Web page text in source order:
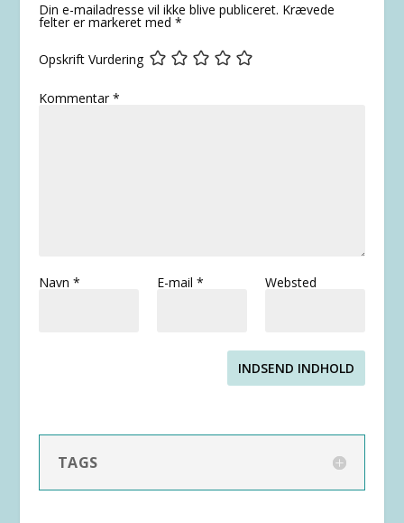
Din e-mailadresse vil ikke blive publiceret. Krævede
felter er markeret med *
Opskrift Vurdering
Kommentar*
Navn * E-mail * Websted
INDSEND INDHOLD
TAGS